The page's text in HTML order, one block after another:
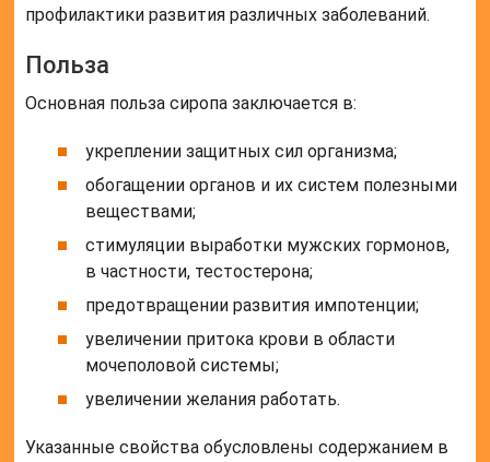
профилактики развития различных заболеваний.
Польза
Основная польза сиропа заключается в:
укреплении защитных сил организма;
обогащении органов и их систем полезными
веществами;
стимуляции выработки мужских гормонов,
в частности, тестостерона;
предотвращении развития импотенции;
увеличении притока крови в области
мочеполовой системы;
увеличении желания работать.
Указанные свойства обусловлены содержанием в